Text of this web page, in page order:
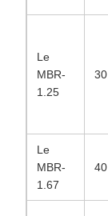
Le
MBR-
1.25
30
Le
MBR-
1.67
40